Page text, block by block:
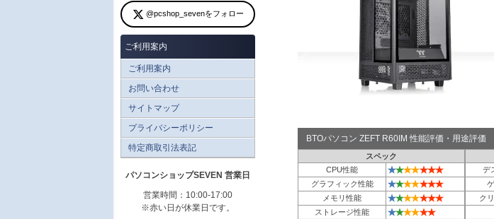
BTOパソコン ZEFT R60IM 性能評価・用途評価
スペック
CPU性能
★★★★★★★ デ
グラフィック性能
★★★★★★★
メモリ性能
★★★★★★★ ク
ストレージ性能
★★★★★★
@pcshop_sevenをフォロー
ご利用案内
ご利用案内
お問い合わせ
サイトマップ
プライバシーポリシー
特定商取引法表記
パソコンショップSEVEN 営業日
営業時間：10:00-17:00
※赤い日が休業日です。